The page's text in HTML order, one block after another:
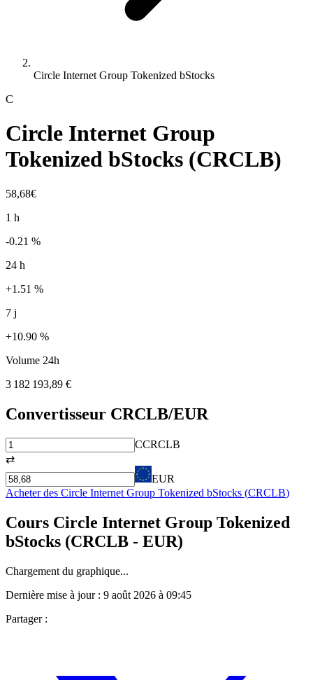
Circle Internet Group Tokenized bStocks
C
Circle Internet Group
Tokenized bStocks (CRCLB)
58,68€
1 h
-0.21 %
24 h
+1.51 %
7 j
+10.90 %
Volume 24h
3 182 193,89 €
Convertisseur CRCLB/EUR
CCRCLB
⇄
EUR
Acheter des Circle Internet Group Tokenized bStocks (CRCLB)
Cours Circle Internet Group Tokenized
bStocks (CRCLB - EUR)
Chargement du graphique...
Dernière mise à jour : 9 août 2026 à 09:45
Partager :